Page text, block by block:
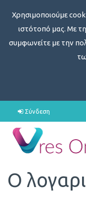
Χρησιμοποιούμε
ιστότοπό μας. Με
συμφωνείτε με την
Σύνδεση
Ο